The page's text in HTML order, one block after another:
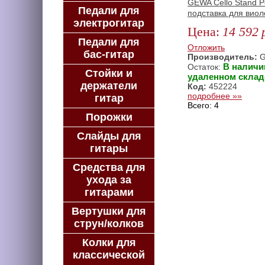
GEWA Cello Stand
подставка для
Цена: 14 592
Отложить
Производитель:
Остаток: В
удаленном
Код: 452224
подробнее »»
Всего: 4
Педали для
электрогитар
Педали для
бас-гитар
Стойки и
держатели
гитар
Порожки
Слайды для
гитары
Средства для
ухода за
гитарами
Вертушки для
струн/колков
Колки для
классической